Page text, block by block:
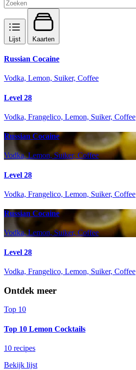
Lijst Kaarten
Russian Cocaine
Vodka, Lemon, Suiker, Coffee
Level 28
Vodka, Frangelico, Lemon, Suiker, Coffee
Russian Cocaine
Vodka, Lemon, Suiker, Coffee
Level 28
Vodka, Frangelico, Lemon, Suiker, Coffee
Russian Cocaine
Vodka, Lemon, Suiker, Coffee
Level 28
Vodka, Frangelico, Lemon, Suiker, Coffee
Ontdek meer
Top 10
Top 10 Lemon Cocktails
10 recipes
Bekijk lijst